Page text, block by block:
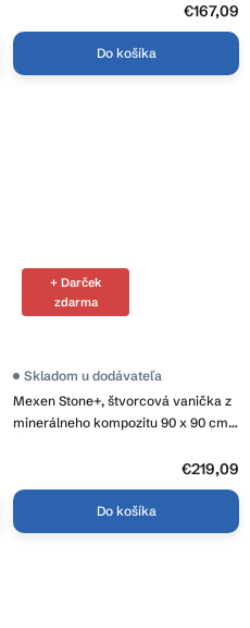
€167,09
Do košíka
+ Darček
zdarma
Mexen Stone+, štvorcová vanička z
minerálneho kompozitu 90 x 90 cm,
Skladom u dodávateľa
€219,09
Do košíka